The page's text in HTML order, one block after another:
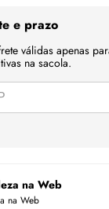
e prazo
válidas apenas
na sacola.
na Web
na Web